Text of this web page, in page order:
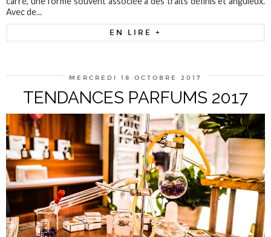
Avec de...
EN LIRE +
MERCREDI 18 OCTOBRE 2017
TENDANCES PARFUMS 2017